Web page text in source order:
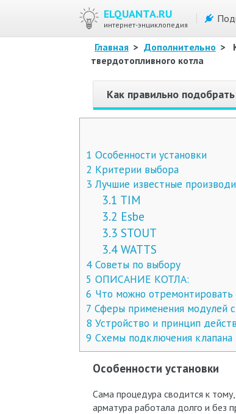
ELQUANTA.RU
интернет-энциклопедия
Главная > Дополнительно >
твердотопливного котла
Как правильно
1 Особенности установки
2 Критерии выбора
3 Лучшие известные
3.1 TIM
3.2 Esbe
3.3 STOUT
3.4 WATTS
4 Советы по выбору
5 ОПИСАНИЕ КОТЛА:
6 Что можно отремонтировать
7 Сферы применения модулей
8 Устройство и принцип
9 Схемы подключения клапана
Особенности установки
Сама процедура сводится к
арматура работала долго и без